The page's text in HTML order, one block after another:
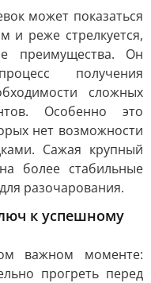
может показаться
и реже стрелкуется,
преимущества. Он
получения
сложных
Особенно это
нет возможности
Сажая крупный
более стабильные
разочарования.
к успешному
важном моменте:
прогреть перед